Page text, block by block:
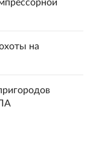
на